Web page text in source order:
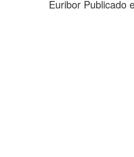
Euribor Publicado